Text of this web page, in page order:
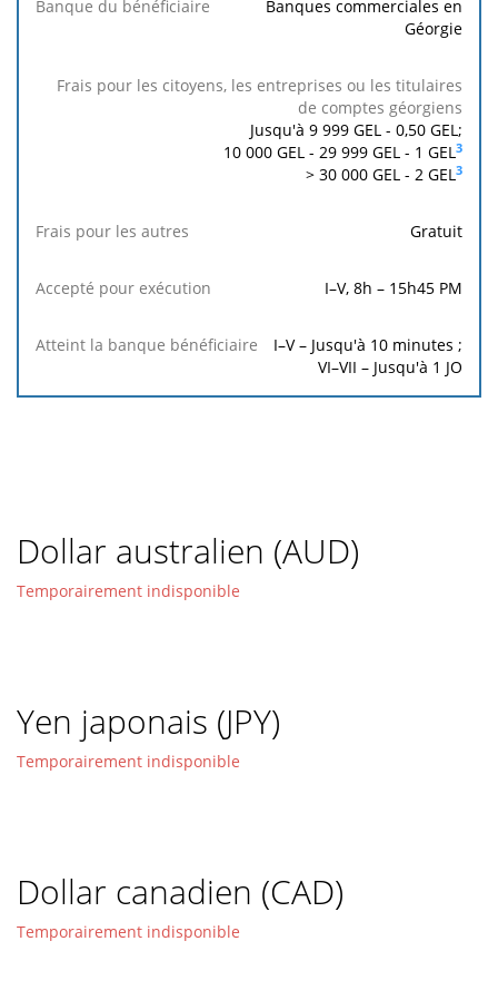
Banques commerciales en
Géorgie
Jusqu'à 9 999 GEL - 0,50 GEL;
10 000 GEL - 29 999 GEL - 1 GEL3
> 30 000 GEL - 2 GEL3
Gratuit
I–V, 8h – 15h45 PM
I–V – Jusqu'à 10 minutes ;
VI–VII – Jusqu'à 1 JO
Dollar australien (AUD)
Temporairement indisponible
Yen japonais (JPY)
Temporairement indisponible
Dollar canadien (CAD)
Temporairement indisponible